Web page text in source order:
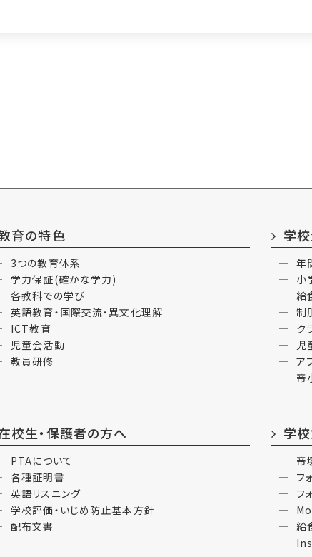
育の特色
3つの教育体系
学力保証(確かな学力)
各教科での学び
英語教育・国際交流・異文化理解
ICT教育
児童会活動
教員研修
学
年
小
給
制
ク
児
ア
帝
校生・保護者の方へ
PTAについて
各種証明書
英語リスニング
学校評価・いじめ防止基本方針
配布文書
学
帝
フ
フ
給